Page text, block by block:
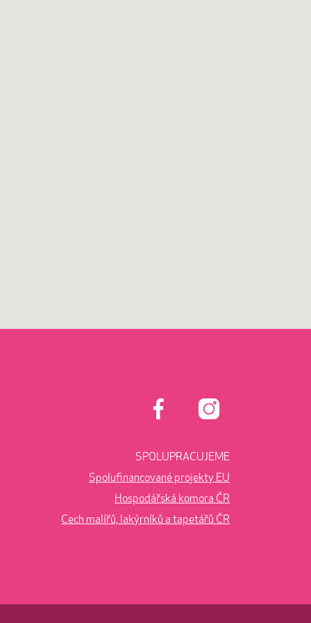
SPOLUPRACUJEME
Spolufinancované projekty EU
Hospodářská komora ČR
Cech malířů, lakýrníků a tapetářů ČR